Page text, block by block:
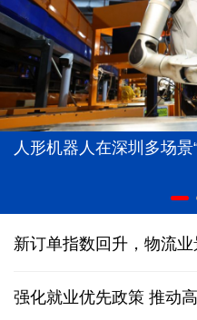
人形机器人在深圳多场景
新订单指数回升，物流
强化就业优先政策 推动